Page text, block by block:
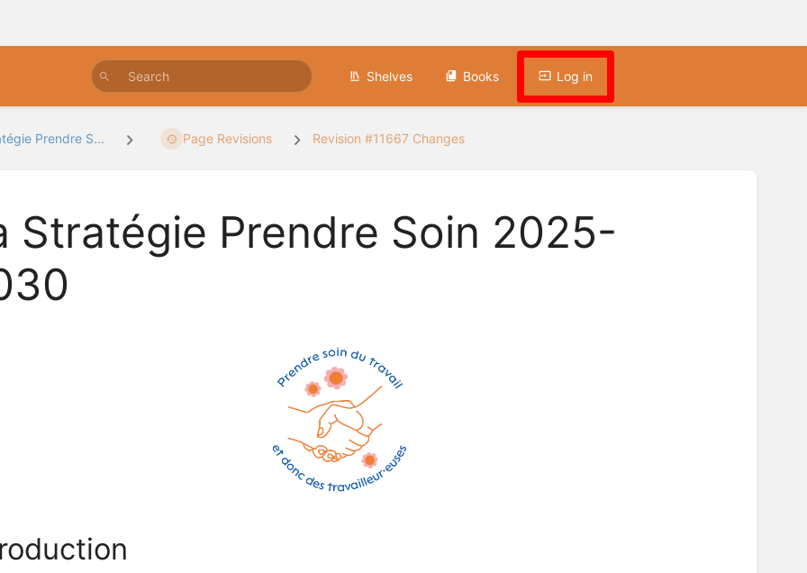
Shelves Books Log in
Prendre S... Page Revisions Revision #11667 Changes
Stratégie Prendre Soin 2025-